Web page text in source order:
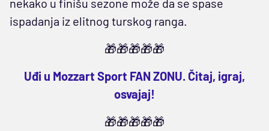
nekako u finišu sezone može da se spase
ispadanja iz elitnog turskog ranga.
🎁🎁🎁🎁🎁
Uđi u Mozzart Sport FAN ZONU. Čitaj, igraj,
osvajaj!
🎁🎁🎁🎁🎁